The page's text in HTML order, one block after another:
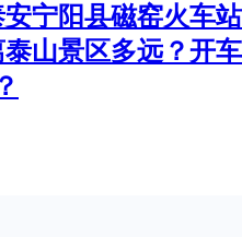
宁阳县磁窑火车站
山景区多远？开车